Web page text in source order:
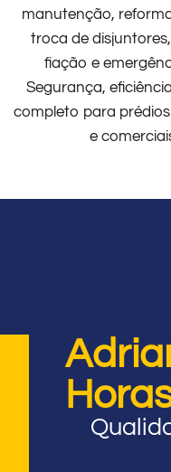
manutenção,
troca de
fiação e
Segurança,
completo para
e